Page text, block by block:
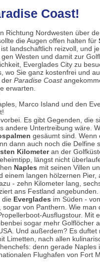
Coast!
Richtung Nordwesten über
die Augen offen halten für
landschaftlich reizvoll, und
Westen und damit zur
Everglades City zu
wo Sie ganz kostenfrei und
der Paradise Coast
erwarten.
Marco Island und den
Es gibt Gegenden, die
andere Untertreibung wäre.
gesäumt sind. Wenn
dann auch noch die Delfine
Kilometeran der
längst nicht
Naples mit seinen Villen
einem langen hölzernen
- zehn Kilometer lang,
ans Festland angebunden.
die Everglades im Süden -
von Panthern. Wie
Ausflugstour. Mit
sogar mehr Golflöcher
Und außerdem? Es
Limetten, nach allen
denn gerade
Flughafen von Fort